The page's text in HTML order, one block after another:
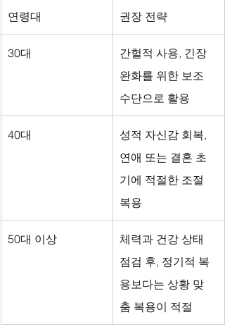
연령대 권장 전략
30대
간헐적 사용, 긴장
완화를 위한 보조
수단으로 활용
40대
성적 자신감 회복,
연애 또는 결혼 초
기에 적절한 조절
복용
50대 이상
체력과 건강 상태
점검 후, 정기적 복
용보다는 상황 맞
춤 복용이 적절